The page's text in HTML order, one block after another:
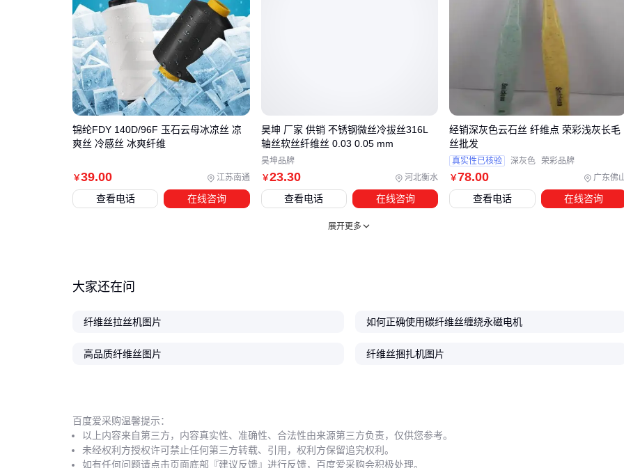
的选择同样需要匹配纤维特性：
能实时监控涂覆过程中的纤维状态
纤维浸润剂
是容易被忽视的关键配套，其作用不仅在于保护
纤维表面：
能提升纤维与基体材料的界面结合力
硅烷偶联剂可改善纤维在潮湿环境中的稳定性
存储环境对纤维丝性能的影响常被低估：
芳纶纤维在高温高湿环境下会出现强度衰减
混合工序中的操作细节决定纤维分布均匀性：
直接倾倒纤维易导致结团，应使用
￥39.00 江苏南通
锦纶FDY 140D/96F 玉石云母冰凉丝 凉
爽丝 冷感丝 冰爽纤维
查看电话 在线咨询
￥23.30 河北衡水
昊坤 厂家 供销 不锈钢微丝冷拔丝316L
轴丝软丝纤维丝 0.03 0.05 mm
昊坤品牌
查看电话 在线咨询
￥78.00 广东佛
经销深灰色云石丝 纤维点 荣彩浅灰长毛
丝批发
真实性已核验 深灰色 荣彩品牌
查看电话 在线咨询
展开更多
大家还在问
纤维丝拉丝机图片 如何正确使用碳纤维丝缠绕永磁电机
高品质纤维丝图片 纤维丝捆扎机图片
百度爱采购温馨提示：
以上内容来自第三方，内容真实性、准确性、合法性由来源第三方负责，仅供您参考。
未经权利方授权许可禁止任何第三方转载、引用，权利方保留追究权利。
如有任何问题请点击页面底部『建议反馈』进行反馈，百度爱采购会积极处理。